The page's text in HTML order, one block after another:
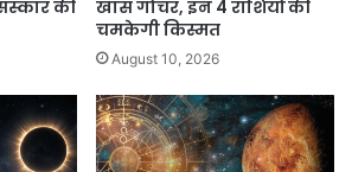
की
खास गोचर, इन 4 राशियों की
चमकेगी किस्मत
August 10, 2026